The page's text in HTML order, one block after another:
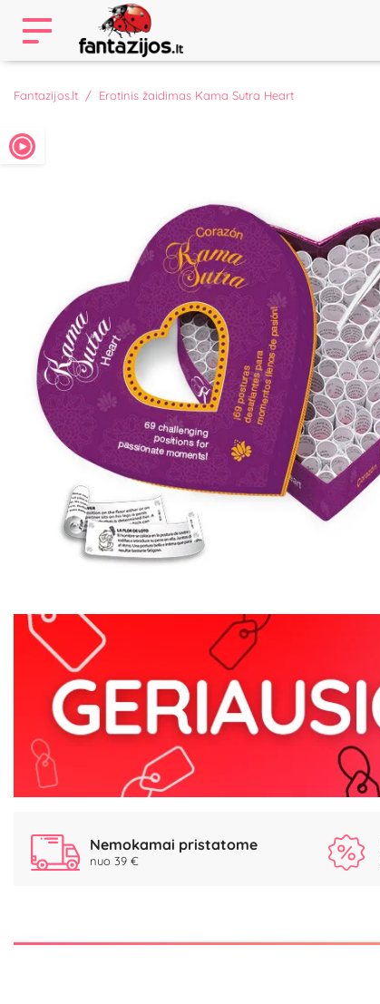
Fantazijos.lt Erotinis žaidimas Kama Sutra Heart
Nemokamai pristatome
nuo 39 €